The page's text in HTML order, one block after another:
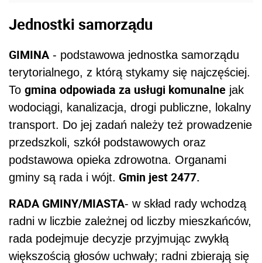
Jednostki samorządu
GIMINA - podstawowa jednostka samorządu
terytorialnego, z którą stykamy się najczęściej.
To gmina odpowiada za usługi komunalne jak
wodociągi, kanalizacja, drogi publiczne, lokalny
transport. Do jej zadań należy też prowadzenie
przedszkoli, szkół podstawowych oraz
podstawowa opieka zdrowotna. Organami
gminy są rada i wójt. Gmin jest 2477.
RADA GMINY/MIASTA- w skład rady wchodzą
radni w liczbie zależnej od liczby mieszkańców,
rada podejmuje decyzje przyjmując zwykłą
większością głosów uchwały; radni zbierają się